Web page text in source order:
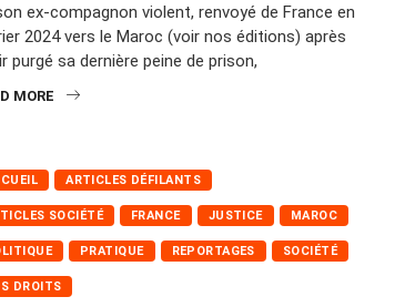
ex-compagnon violent, renvoyé de France en
2024 vers le Maroc (voir nos éditions) après
purgé sa dernière peine de prison,
MORE
ARTICLES DÉFILANTS
SOCIÉTÉ FRANCE JUSTICE MAROC
PRATIQUE REPORTAGES SOCIÉTÉ
DROITS